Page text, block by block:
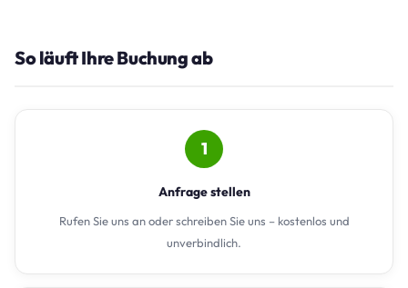
So läuft Ihre Buchung ab
1
Anfrage stellen
Rufen Sie uns an oder schreiben Sie uns – kostenlos und
unverbindlich.